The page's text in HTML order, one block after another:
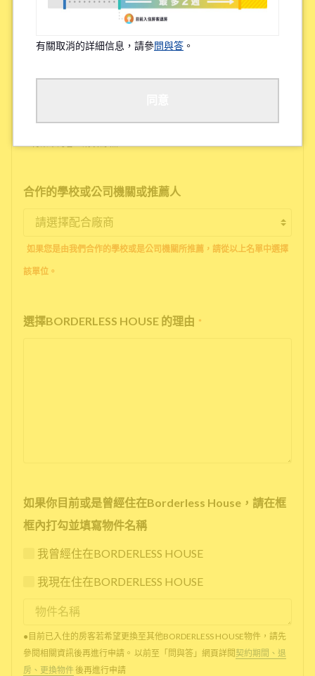
合作的學校或公司機關或推薦人
如果您是由我們合作的學校或是公司機關所推薦，請從以上名單中選擇
該單位。
選擇BORDERLESS HOUSE 的理由 *
如果你目前或是曾經住在Borderless House，請在框
框內打勾並填寫物件名稱
我曾經住在BORDERLESS HOUSE
我現在住在BORDERLESS HOUSE
●目前已入住的房客若希望更換至其他BORDERLESS HOUSE物件，請先
參閱相關資訊後再進行申請。 以前至「問與答」網頁詳閱 契約期間、退
房、更換物件後再進行申請
有關取消的詳細信息，請參問與答 。